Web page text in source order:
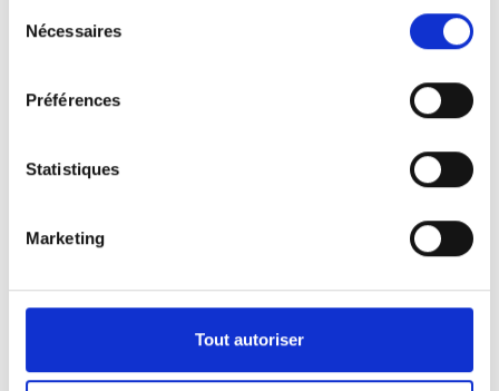
Nécessaires
Préférences
Statistiques
Marketing
Tout autoriser
Pour répondre aux demandes de notre clientèle,